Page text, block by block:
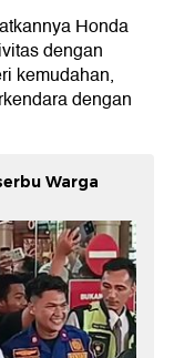
Honda
dengan
kemudahan,
dengan
Warga